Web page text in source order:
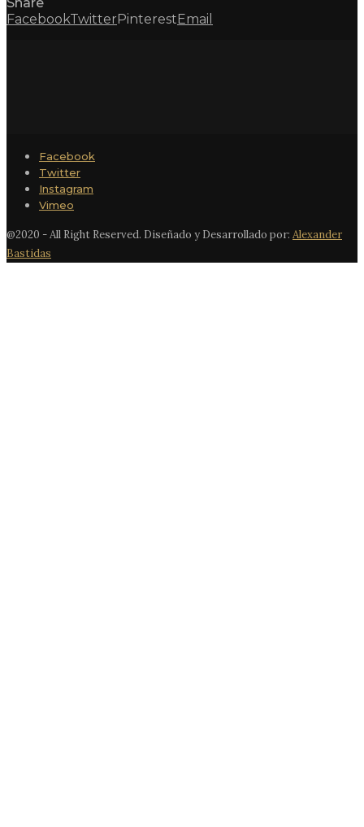
FacebookTwitterPinterestEmail
Facebook
Twitter
Instagram
Vimeo
@2020 - All Right Reserved. Diseñado y Desarrollado por: Alexander
Bastidas